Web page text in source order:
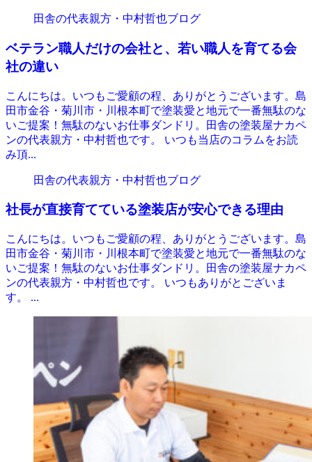
田舎の代表親方・中村哲也ブログ
ベテラン職人だけの会社と、若い職人を育てる会
社の違い
こんにちは。いつもご愛顧の程、ありがとうございます。島
田市金谷・菊川市・川根本町で塗装愛と地元で一番無駄のな
いご提案！無駄のないお仕事ダンドリ。田舎の塗装屋ナカペ
ンの代表親方・中村哲也です。 いつも当店のコラムをお読
み頂...
田舎の代表親方・中村哲也ブログ
社長が直接育てている塗装店が安心できる理由
こんにちは。いつもご愛顧の程、ありがとうございます。島
田市金谷・菊川市・川根本町で塗装愛と地元で一番無駄のな
いご提案！無駄のないお仕事ダンドリ。田舎の塗装屋ナカペ
ンの代表親方・中村哲也です。 いつもありがとございま
す。 ...